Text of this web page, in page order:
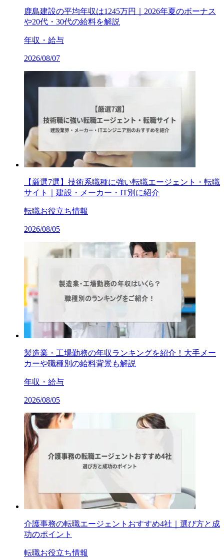
鹿島建設の平均年収は1245万円｜2026年夏のボーナス
や20代・30代の給料を解説
年収・給与
2026/08/07
【厳選7選】技術系職種に強い転職エージェント・転職
サイト｜建設・メーカー・IT別に紹介
転職お役立ち情報
2026/08/05
製造業・工場勤務の年収ランキングを紹介！大手メー
カーや職種別の給料背景も解説
年収・給与
2026/08/05
介護事務の転職エージェントおすすめ4社｜選び方と成
功のポイント
転職お役立ち情報